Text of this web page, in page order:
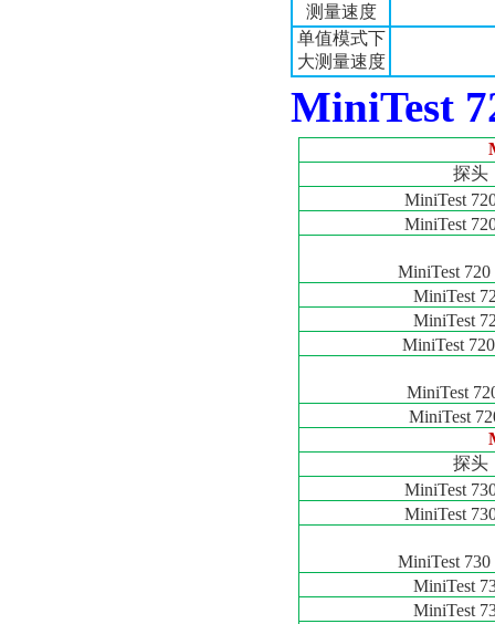
测量速度
单值模式下
大测量速度
MiniTest
探头
MiniTest
MiniTest
MiniTest 720
MiniTest
MiniTest
MiniTest
MiniTest
MiniTest
探头
MiniTest
MiniTest
MiniTest 730
MiniTest
MiniTest